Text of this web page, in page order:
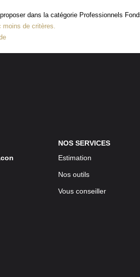
dans la catégorie Professionnels
de critères.
NOS SERVICES
Estimation
Nos outils
Vous conseiller